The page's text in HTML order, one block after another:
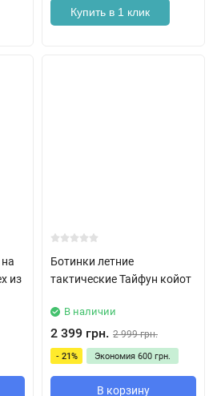
Купить в 1 клик
из
Ботинки летние
тактические Тайфун койот
В наличии
2 399 грн. 2 999 грн.
- 21% Экономия 600 грн.
В корзину